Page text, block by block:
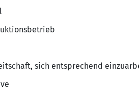
sich entsprechend